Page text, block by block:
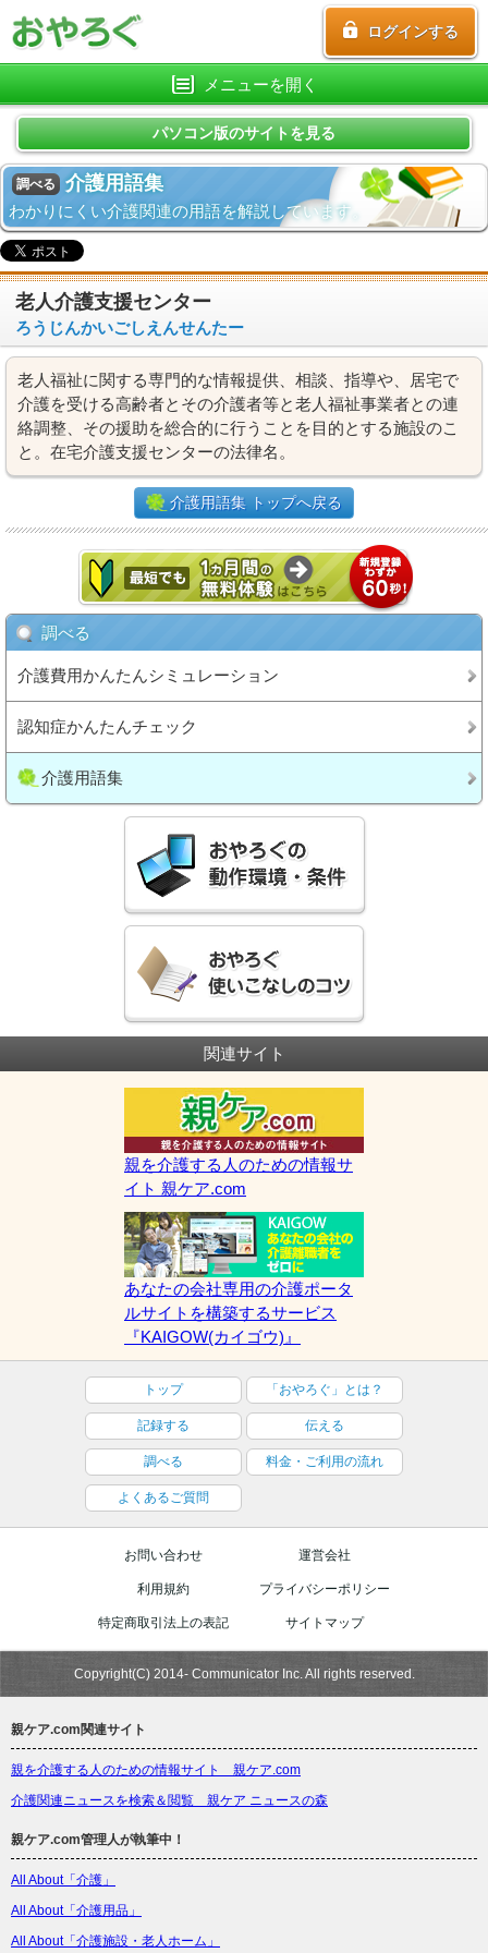
ログインする
メニューを開く
パソコン版のサイトを見る
調べる 介護用語集
わかりにくい介護関連の用語を解説しています。
老人介護支援センター
ろうじんかいごしえんせんたー
老人福祉に関する専門的な情報提供、相談、指導や、居宅で
介護を受ける高齢者とその介護者等と老人福祉事業者との連
絡調整、その援助を総合的に行うことを目的とする施設のこ
と。在宅介護支援センターの法律名。
介護用語集 トップへ戻る
調べる
介護費用かんたんシミュレーション
認知症かんたんチェック
介護用語集
関連サイト
親を介護する人のための情報サ
イト 親ケア.com
あなたの会社専用の介護ポータ
ルサイトを構築するサービス
『KAIGOW(カイゴウ)』
トップ 「おやろぐ」とは？
記録する 伝える
調べる 料金・ご利用の流れ
よくあるご質問
お問い合わせ 運営会社
利用規約 プライバシーポリシー
特定商取引法上の表記 サイトマップ
Copyright(C) 2014- Communicator Inc. All rights reserved.
親ケア.com関連サイト
親を介護する人のための情報サイト 親ケア.com
介護関連ニュースを検索＆閲覧 親ケア ニュースの森
親ケア.com管理人が執筆中！
All About「介護」
All About「介護用品」
All About「介護施設・老人ホーム」